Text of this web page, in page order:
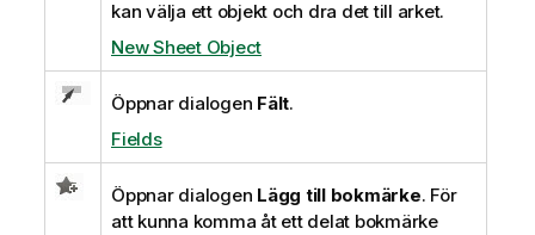
kan välja ett objekt och dra det till arket.
New Sheet Object
Öppnar dialogen Fält.
Fields
Öppnar dialogen Lägg till bokmärke. För
att kunna komma åt ett delat bokmärke